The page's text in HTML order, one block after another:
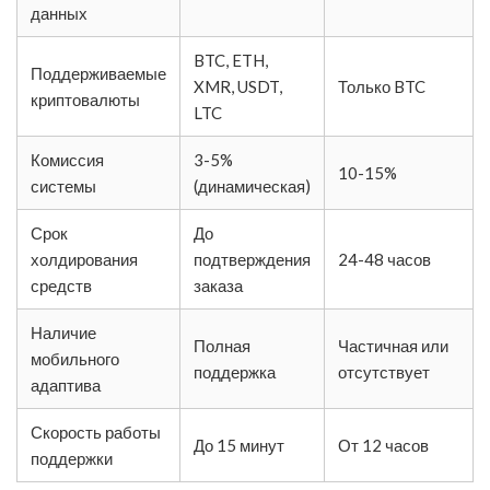
данных
Поддерживаемые
криптовалюты
BTC, ETH,
XMR, USDT,
LTC
Только BTC
Комиссия
системы
3-5%
(динамическая)
10-15%
Срок
холдирования
средств
До
подтверждения
заказа
24-48 часов
Наличие
мобильного
адаптива
Полная
поддержка
Частичная или
отсутствует
Скорость работы
поддержки
До 15 минут От 12 часов